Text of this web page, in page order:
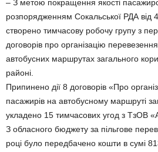
– З метою покращення якості
розпорядженням Сокальської РДА
створено тимчасову робочу групу з
договорів про організацію
автобусних маршрутах загального
районі.
Припинено дії 8 договорів «Про
пасажирів на автобусному маршруті
укладено 15 тимчасових угод з ТзОВ
З обласного бюджету за пільгове
році було передбачено кошти в сумі